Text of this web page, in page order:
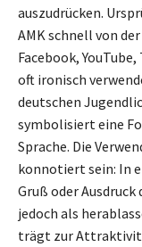
auszudrücken.
AMK schnell von
Facebook,
oft ironisch
deutschen
symbolisiert eine
Sprache. Die
konnotiert sein: In
Gruß oder
jedoch als
trägt zur